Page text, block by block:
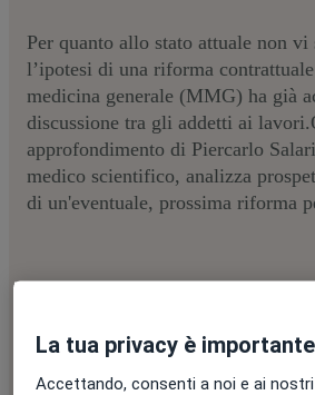
Per quanto allo stato attuale non
l’ipotesi di una riforma
medicina generale (MMG) ha già
discussione tra gli addetti ai
approfondimento di Piercarlo
medico scientifico, analizza
di un'eventuale, prossima riforma
Compila il modulo e
La tua privacy è importante
Accettando, consenti a noi e ai